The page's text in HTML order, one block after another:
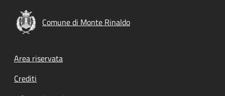
Comune di Monte Rinaldo
Footer menu
Area riservata
Crediti